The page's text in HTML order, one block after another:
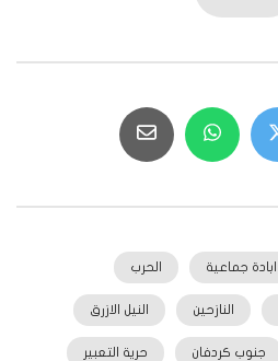
ابادة جماعية الحرب
النازحين النيل الازرق
جنوب كردفان حرية التعبير